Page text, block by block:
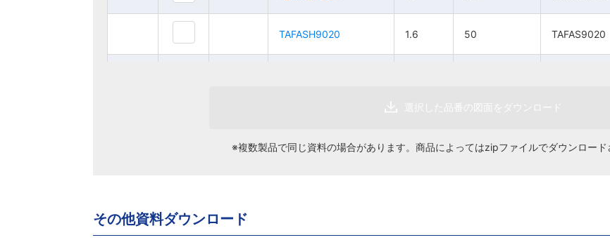
TAFASH9020 1.6 TAFAS9020 1組
50 TAFAS11020 1組
TAFASH12020 1.6 50 TAFAS12020 1組
TAFASH9020 1.6 50 TAFAS9020
TAFAS11020
TAFASH12020 1.6 50 TAFAS12020
TAFASH9020 1.6 TAFAS9020 1組
50 TAFAS11020 1組
TAFASH12020 1.6 50 TAFAS12020 1組
TAFASH9020 1.6 50 TAFAS9020
TAFAS11020
TAFASH12020 1.6 50 TAFAS12020
選択した品番の図面をダウンロード
※複数製品で同じ資料の場合があります。商品によってはzipファイルでダウンロード
その他資料ダウンロード